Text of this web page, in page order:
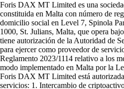
Foris DAX MT Limited es una
constituida en Malta con número de
domicilio social en Level 7, Spinola
1000, St. Julians, Malta, que opera
tiene autorización de la Autoridad de
para ejercer como proveedor de
Reglamento 2023/1114 relativo a los
modo implementado en Malta por la
Foris DAX MT Limited está
servicios: 1. Intercambio de